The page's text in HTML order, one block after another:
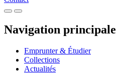
Navigation principale
Emprunter & Étudier
Collections
Actualités